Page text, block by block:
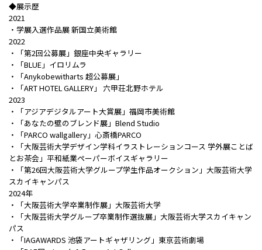
◆展示歴
2021
・学展入選作品展 新国立美術館
2022
・「第2回公募展」銀座中央ギャラリー
・「BLUE」イロリムラ
・「Anykobewitharts 超公募展」
・「ART HOTEL GALLERY」 六甲荘北野ホテル
2023
・「アジアデジタルアート大賞展」福岡市美術館
・「あなたの壁のブレンド展」Blend Studio
・「PARCO wallgallery」心斎橋PARCO
・「大阪芸術大学デザイン学科イラストレーションコース 学外展ことば
とお茶会」平和紙業ペーパーボイスギャラリー
・「第26回大阪芸術大学グループ学生作品オークション」大阪芸術大学
スカイキャンパス
2024年
・「大阪芸術大学卒業制作展」大阪芸術大学
・「大阪芸術大学グループ卒業制作選抜展」大阪芸術大学スカイキャン
パス
・「IAGAWARDS 池袋アートギャザリング」東京芸術劇場